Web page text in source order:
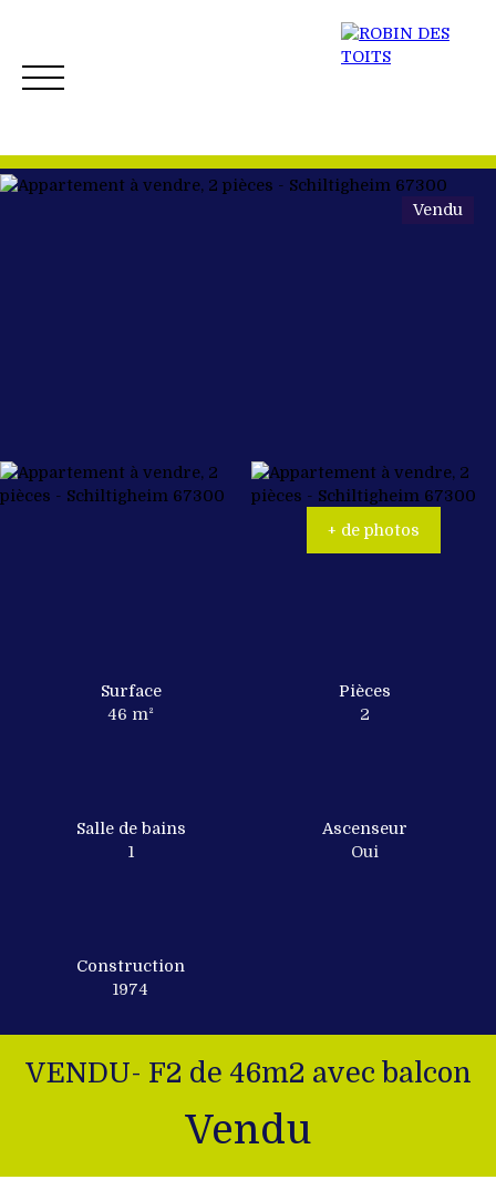
Vendu
+ de photos
Surface
46 m²
Pièces
2
Salle de bains
1
Ascenseur
Oui
Construction
1974
VENDU- F2 de 46m2 avec balcon
Vendu